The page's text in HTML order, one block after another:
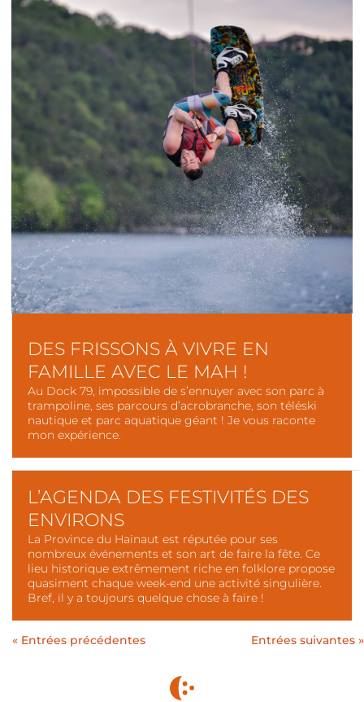
DES FRISSONS À VIVRE EN
FAMILLE AVEC LE MAH !
Au Dock 79, impossible de s’ennuyer avec son parc à
trampoline, ses parcours d’acrobranche, son téléski
nautique et parc aquatique géant ! Je vous raconte
mon expérience.
L’AGENDA DES FESTIVITÉS DES
ENVIRONS
La Province du Hainaut est réputée pour ses
nombreux événements et son art de faire la fête. Ce
lieu historique extrêmement riche en folklore propose
quasiment chaque week-end une activité singulière.
Bref, il y a toujours quelque chose à faire !
« Entrées précédentes Entrées suivantes »